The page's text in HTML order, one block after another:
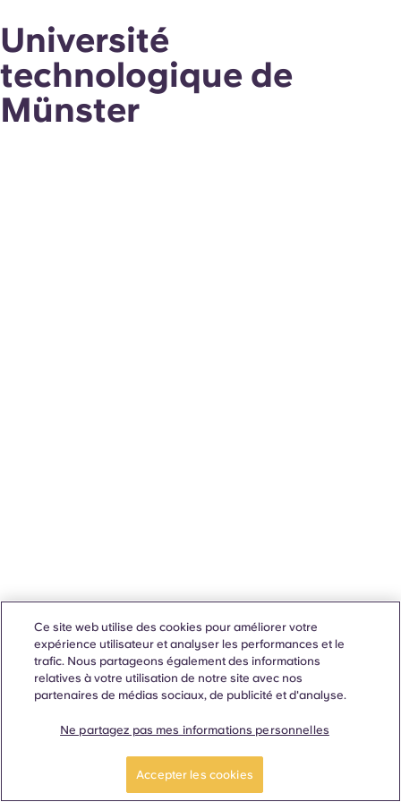
Université
technologique de
Münster
Ce site web utilise des cookies pour améliorer votre
expérience utilisateur et analyser les performances et le
trafic. Nous partageons également des informations
relatives à votre utilisation de notre site avec nos
partenaires de médias sociaux, de publicité et d'analyse.
Ne partagez pas mes informations personnelles
Accepter les cookies